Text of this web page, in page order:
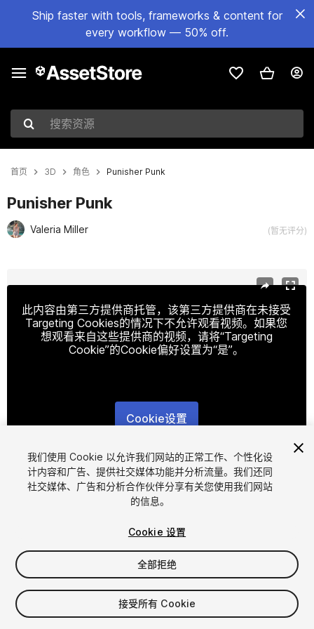
Ship faster with tools, frameworks & content for
every workflow — 50% off.
搜索资源
首页 3D 角色 Punisher Punk
Punisher Punk
Valeria Miller (暂无评分)
此内容由第三方提供商托管，该第三方提供商在未接受
Targeting Cookies的情况下不允许观看视频。如果您
想观看来自这些提供商的视频，请将“Targeting
Cookie”的Cookie偏好设置为“是”。
Cookie设置
1/12
$35
增值税将在结算时计算
我们使用 Cookie 以允许我们网站的正常工作、个性化设
计内容和广告、提供社交媒体功能并分析流量。我们还同
社交媒体、广告和分析合作伙伴分享有关您使用我们网站
的信息。
Cookie 设置
全部拒绝
接受所有 Cookie